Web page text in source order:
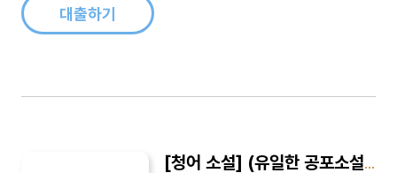
중편과 장..대출하기
[청어 소설] (유일한 공포소설) 어느날 갑자기 3 : 독서실